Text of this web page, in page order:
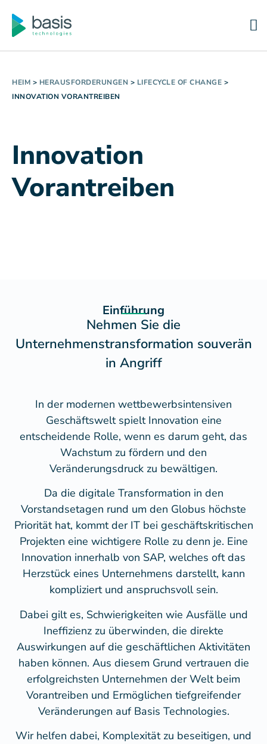
HEIM > HERAUSFORDERUNGEN > LIFECYCLE OF CHANGE >
INNOVATION VORANTREIBEN
Innovation
Vorantreiben
Einführung
Nehmen Sie die
Unternehmenstransformation souverän
in Angriff
In der modernen wettbewerbsintensiven
Geschäftswelt spielt Innovation eine
entscheidende Rolle, wenn es darum geht, das
Wachstum zu fördern und den
Veränderungsdruck zu bewältigen.
Da die digitale Transformation in den
Vorstandsetagen rund um den Globus höchste
Priorität hat, kommt der IT bei geschäftskritischen
Projekten eine wichtigere Rolle zu denn je. Eine
Innovation innerhalb von SAP, welches oft das
Herzstück eines Unternehmens darstellt, kann
kompliziert und anspruchsvoll sein.
Dabei gilt es, Schwierigkeiten wie Ausfälle und
Ineffizienz zu überwinden, die direkte
Auswirkungen auf die geschäftlichen Aktivitäten
haben können. Aus diesem Grund vertrauen die
erfolgreichsten Unternehmen der Welt beim
Vorantreiben und Ermöglichen tiefgreifender
Veränderungen auf Basis Technologies.
Wir helfen dabei, Komplexität zu beseitigen, und